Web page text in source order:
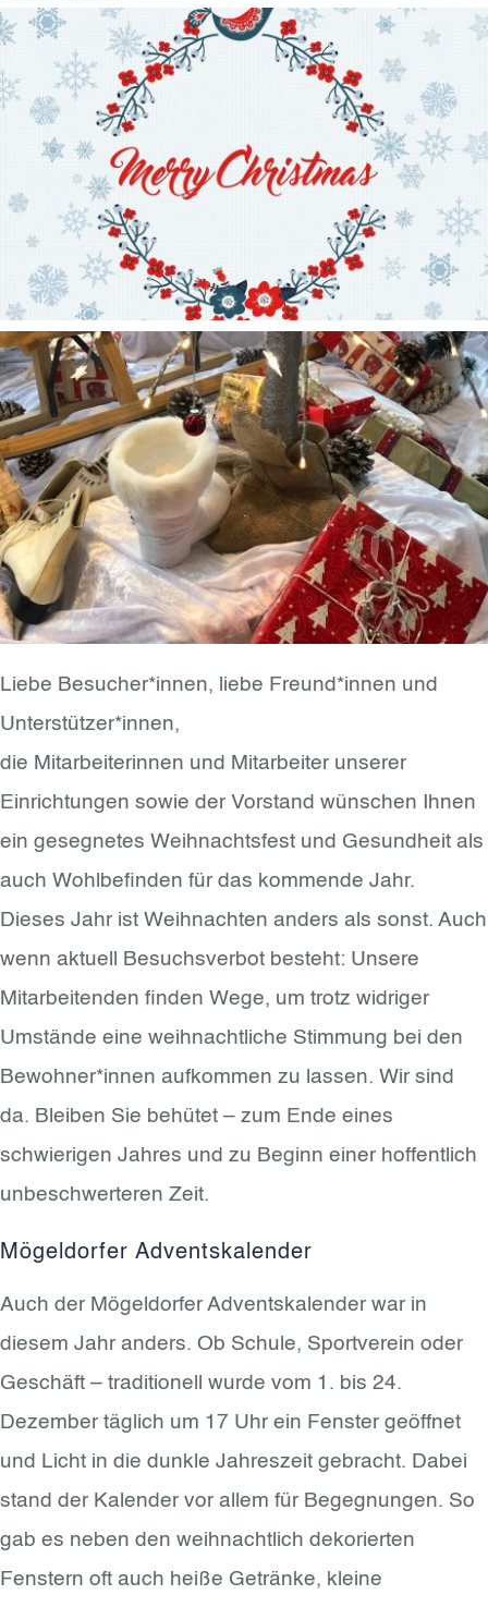
Liebe Besucher*innen, liebe Freund*innen und
Unterstützer*innen,
die Mitarbeiterinnen und Mitarbeiter unserer
Einrichtungen sowie der Vorstand wünschen Ihnen
ein gesegnetes Weihnachtsfest und Gesundheit als
auch Wohlbefinden für das kommende Jahr.
Dieses Jahr ist Weihnachten anders als sonst. Auch
wenn aktuell Besuchsverbot besteht: Unsere
Mitarbeitenden finden Wege, um trotz widriger
Umstände eine weihnachtliche Stimmung bei den
Bewohner*innen aufkommen zu lassen. Wir sind
da. Bleiben Sie behütet – zum Ende eines
schwierigen Jahres und zu Beginn einer hoffentlich
unbeschwerteren Zeit.
Mögeldorfer Adventskalender
Auch der Mögeldorfer Adventskalender war in
diesem Jahr anders. Ob Schule, Sportverein oder
Geschäft – traditionell wurde vom 1. bis 24.
Dezember täglich um 17 Uhr ein Fenster geöffnet
und Licht in die dunkle Jahreszeit gebracht. Dabei
stand der Kalender vor allem für Begegnungen. So
gab es neben den weihnachtlich dekorierten
Fenstern oft auch heiße Getränke, kleine